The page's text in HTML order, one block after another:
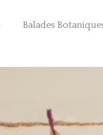
Balades